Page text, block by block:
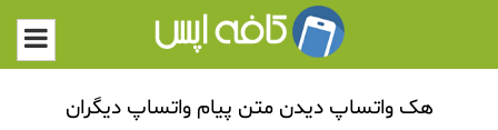
هک واتساپ دیدن متن پیام واتساپ دیگران